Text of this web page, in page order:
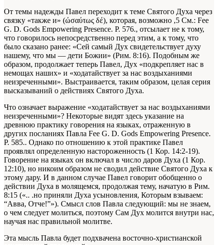
От темы надежды Павел переходит к теме Святого Духа через
связку «также и» (ώσαύτως δέ), которая, возможно ,5 См.: Fee
G. D. Gods Empowering Presence. P. 576., отсылает не к тому,
что говорилось непосредственно перед этим, а к тому, что
было сказано ранее: «Сей самый Дух свидетельствует духу
нашему, что мы — дети Божии» (Рим. 8:16). Подобным же
образом, продолжает теперь Павел, Дух «подкрепляет нас в
немощах наших» и «ходатайствует за нас воздыханиями
неизреченными». Выстраивается, таким образом, целая серия
высказываний о действиях Святого Духа.
Что означает выражение «ходатайствует за нас воздыханиями
неизреченными»? Некоторые видят здесь указание на
древнюю практику говорения на языках, отраженную в
других посланиях Павла Fee G. D. Gods Empowering Presence.
P. 585.. Однако по отношению к этой практике Павел
проявлял определенную настороженность (1 Кор. 14:2-19).
Говорение на языках он включал в число даров Духа (1 Кор.
12:10), но никоим образом не сводил действие Святого Духа к
этому дару. И в данном случае Павел говорит обобщенно о
действии Духа в молящемся, продолжая тему, начатую в Рим.
8:15 («.. .но приняли Духа усыновления, Которым взываем:
“Авва, Отче!”»). Смысл слов Павла следующий: мы не знаем,
о чем следует молиться, поэтому Сам Дух молится внутри нас,
научая нас правильной молитве.
Эта мысль Павла будет подхвачена восточно-христианской